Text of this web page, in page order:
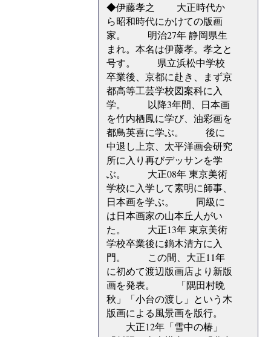
◆伊藤孝之 大正時代か
ら昭和時代にかけての版画
家。 明治27年 静岡県生
まれ。本名は伊藤孝。孝之と
号す。 県立浜松中学校
卒業後、京都に赴き、まず京
都高等工芸学校図案科に入
学。 以降3年間、日本画
を竹内栖鳳に学び、油彩画を
都鳥英喜に学ぶ。 後に
中退し上京、太平洋画会研究
所に入り再びデッサンを学
ぶ。 大正08年 東京美術
学校に入学して素明に師事、
日本画を学ぶ。 同級に
は日本画家の山本丘人がい
た。 大正13年 東京美術
学校卒業後に鏑木清方に入
門。 この間、大正11年
に初めて渡辺版画店より新版
画を発表。 「隅田村晩
秋」「小台の渡し」という木
版画による風景画を版行。
大正12年「雪中の椿」